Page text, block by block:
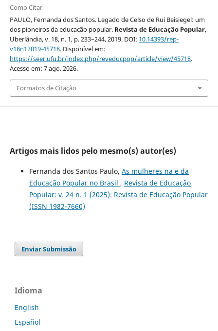
Como Citar
PAULO, Fernanda dos Santos. Legado de Celso de Rui Beisiegel: um
dos pioneiros da educação popular. Revista de Educação Popular,
Uberlândia, v. 18, n. 1, p. 233–244, 2019. DOI: 10.14393/rep-
v18n12019-45718. Disponível em:
https://seer.ufu.br/index.php/reveducpop/article/view/45718.
Acesso em: 7 ago. 2026.
Formatos de Citação
Artigos mais lidos pelo mesmo(s) autor(es)
Fernanda dos Santos Paulo, As mulheres na e da
Educação Popular no Brasil , Revista de Educação
Popular: v. 24 n. 1 (2025): Revista de Educação Popular
(ISSN 1982-7660)
Enviar Submissão
Idioma
English
Español